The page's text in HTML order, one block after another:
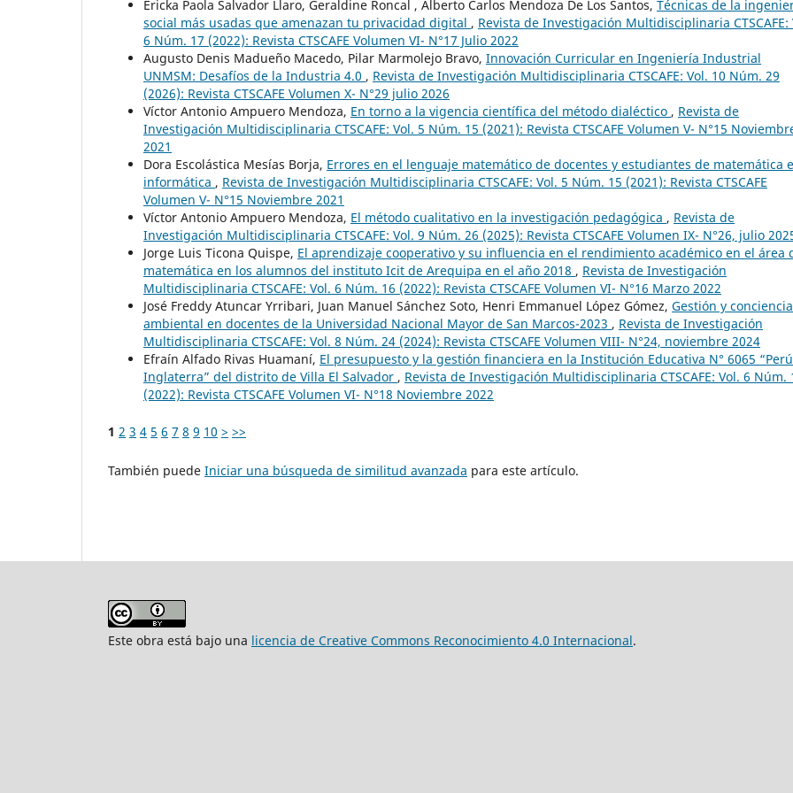
Ericka Paola Salvador Llaro, Geraldine Roncal , Alberto Carlos Mendoza De Los Santos, Técnicas de la
social más usadas que amenazan tu privacidad digital , Revista de Investigación Multidisciplinaria CTSCAFE:
6 Núm. 17 (2022): Revista CTSCAFE Volumen VI- N°17 Julio 2022
Augusto Denis Madueño Macedo, Pilar Marmolejo Bravo, Innovación Curricular en Ingeniería Industrial
UNMSM: Desafíos de la Industria 4.0 , Revista de Investigación Multidisciplinaria CTSCAFE: Vol. 10 Núm. 29
(2026): Revista CTSCAFE Volumen X- N°29 julio 2026
Víctor Antonio Ampuero Mendoza, En torno a la vigencia científica del método dialéctico , Revista de
Investigación Multidisciplinaria CTSCAFE: Vol. 5 Núm. 15 (2021): Revista CTSCAFE Volumen V- N°15
2021
Dora Escolástica Mesías Borja, Errores en el lenguaje matemático de docentes y estudiantes de matemática e
informática , Revista de Investigación Multidisciplinaria CTSCAFE: Vol. 5 Núm. 15 (2021): Revista CTSCAFE
Volumen V- N°15 Noviembre 2021
Víctor Antonio Ampuero Mendoza, El método cualitativo en la investigación pedagógica , Revista de
Investigación Multidisciplinaria CTSCAFE: Vol. 9 Núm. 26 (2025): Revista CTSCAFE Volumen IX- N°26, julio
Jorge Luis Ticona Quispe, El aprendizaje cooperativo y su influencia en el rendimiento académico en el área
matemática en los alumnos del instituto Icit de Arequipa en el año 2018 , Revista de Investigación
Multidisciplinaria CTSCAFE: Vol. 6 Núm. 16 (2022): Revista CTSCAFE Volumen VI- N°16 Marzo 2022
José Freddy Atuncar Yrribari, Juan Manuel Sánchez Soto, Henri Emmanuel López Gómez, Gestión y conciencia
ambiental en docentes de la Universidad Nacional Mayor de San Marcos-2023 , Revista de Investigación
Multidisciplinaria CTSCAFE: Vol. 8 Núm. 24 (2024): Revista CTSCAFE Volumen VIII- N°24, noviembre 2024
Efraín Alfado Rivas Huamaní, El presupuesto y la gestión financiera en la Institución Educativa N° 6065 “Perú
Inglaterra” del distrito de Villa El Salvador , Revista de Investigación Multidisciplinaria CTSCAFE: Vol. 6 Núm.
(2022): Revista CTSCAFE Volumen VI- N°18 Noviembre 2022
1 2 3 4 5 6 7 8 9 10 > >>
También puede Iniciar una búsqueda de similitud avanzada para este artículo.
Este obra está bajo una licencia de Creative Commons Reconocimiento 4.0 Internacional.